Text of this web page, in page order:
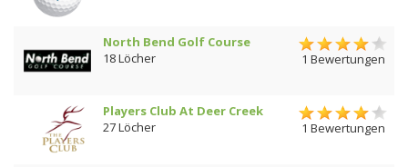
North Bend Golf Course
18 Löcher
1 Bewertungen
Players Club At Deer Creek
27 Löcher
1 Bewertungen